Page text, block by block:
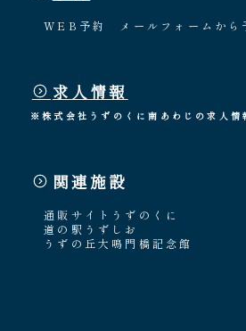
WEB予約 メールフォームから
求人情報
※株式会社うずのくに南あわじの求人情
関連施設
通販サイトうずのくに
道の駅うずしお
うずの丘大鳴門橋記念館